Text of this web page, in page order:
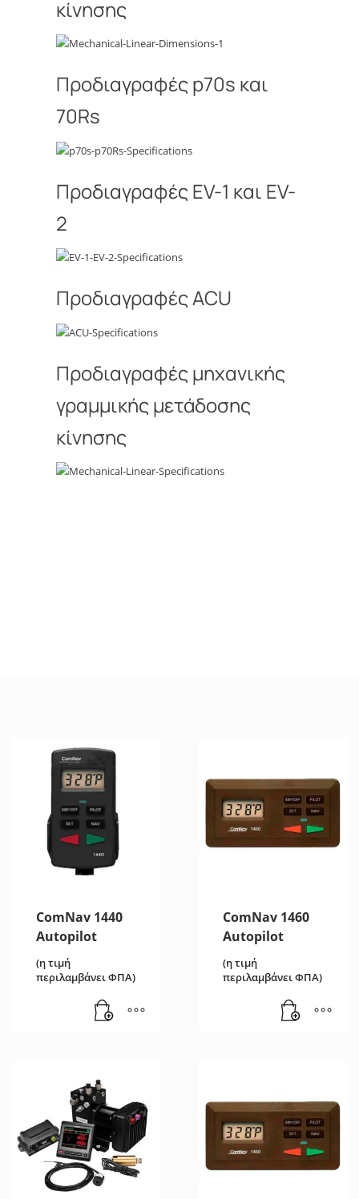
κίνησης
Προδιαγραφές p70s και
70Rs
Προδιαγραφές EV-1 και EV-
2
Προδιαγραφές ACU
Προδιαγραφές μηχανικής
γραμμικής μετάδοσης
κίνησης
ComNav 1440
Autopilot
(η τιμή
περιλαμβάνει ΦΠΑ)
ComNav 1460
Autopilot
(η τιμή
περιλαμβάνει ΦΠΑ)